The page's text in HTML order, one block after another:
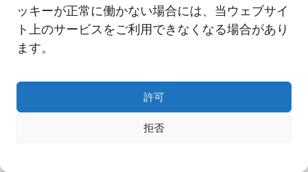
ッキーが正常に働かない場合には、当ウェブサイ
ト上のサービスをご利用できなくなる場合があり
ます。
許可
拒否